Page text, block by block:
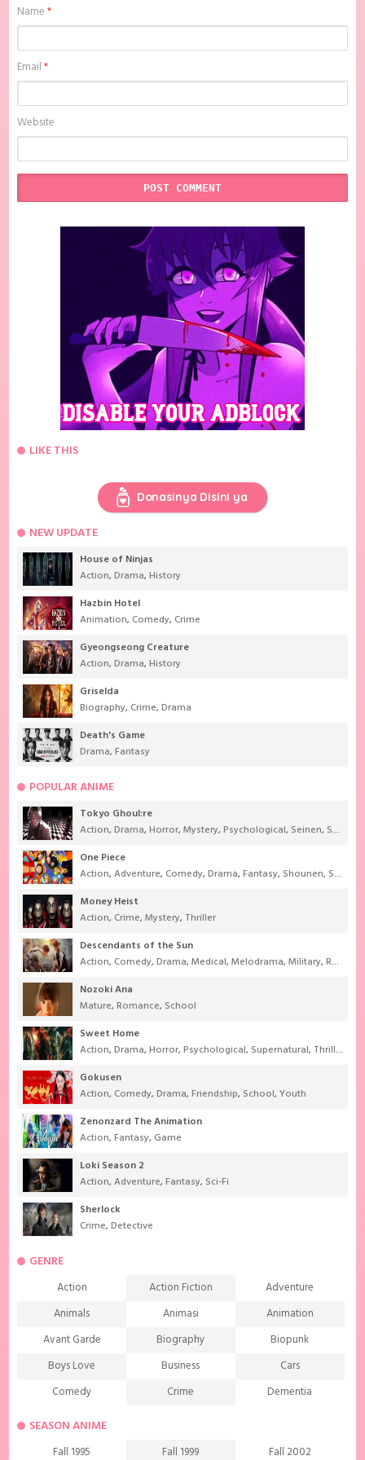
Name*
Email*
Website
LIKE THIS
Donasinya Disini ya
NEW UPDATE
House of Ninjas
Action,Drama,History
Hazbin Hotel
Animation, Comedy, Crime
Gyeongseong Creature
Action,Drama,History
Griselda
Biography, Crime,Drama
Death's Game
Drama,Fantasy
POPULAR ANIME
Tokyo Ghoul:re
Action,Drama,Horror,Mystery,Psychological, Seinen, Supernatural
One Piece
Action,Adventure, Comedy,Drama,Fantasy, Shounen, Super Power
Money Heist
Action, Crime,Mystery, Thriller
Descendants of the Sun
Action, Comedy,Drama,Medical,Melodrama,Military,Romance
Nozoki Ana
Mature,Romance, School
Sweet Home
Action,Drama,Horror,Psychological, Supernatural, Thriller
Gokusen
Action, Comedy,Drama,Friendship, School,Youth
Zenonzard The Animation
Action,Fantasy, Game
Loki Season 2
Action,Adventure,Fantasy, Sci-Fi
Sherlock
Crime,Detective
GENRE
Action Action Fiction
Adventure
Animals
Animasi
Animation
Avant Garde
Biography
Biopunk
Boys Love
Business
Cars
Comedy
Crime
Dementia
Demons
Drama
Ecchi Extreme sports
SEASON ANIME
Fall 1995 Fall 1999 Fall 2002